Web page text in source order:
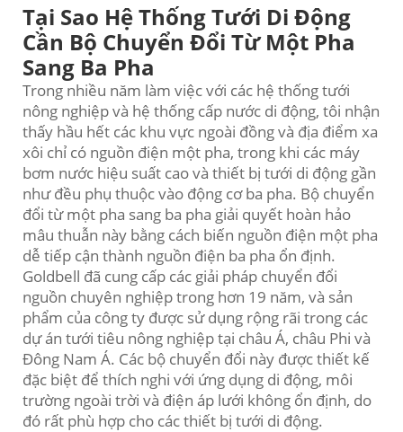
Tại Sao Hệ Thống Tưới Di Động
Cần Bộ Chuyển Đổi Từ Một Pha
Sang Ba Pha
Trong nhiều năm làm việc với các hệ thống tưới
nông nghiệp và hệ thống cấp nước di động, tôi nhận
thấy hầu hết các khu vực ngoài đồng và địa điểm xa
xôi chỉ có nguồn điện một pha, trong khi các máy
bơm nước hiệu suất cao và thiết bị tưới di động gần
như đều phụ thuộc vào động cơ ba pha. Bộ chuyển
đổi từ một pha sang ba pha giải quyết hoàn hảo
mâu thuẫn này bằng cách biến nguồn điện một pha
dễ tiếp cận thành nguồn điện ba pha ổn định.
Goldbell đã cung cấp các giải pháp chuyển đổi
nguồn chuyên nghiệp trong hơn 19 năm, và sản
phẩm của công ty được sử dụng rộng rãi trong các
dự án tưới tiêu nông nghiệp tại châu Á, châu Phi và
Đông Nam Á. Các bộ chuyển đổi này được thiết kế
đặc biệt để thích nghi với ứng dụng di động, môi
trường ngoài trời và điện áp lưới không ổn định, do
đó rất phù hợp cho các thiết bị tưới di động.